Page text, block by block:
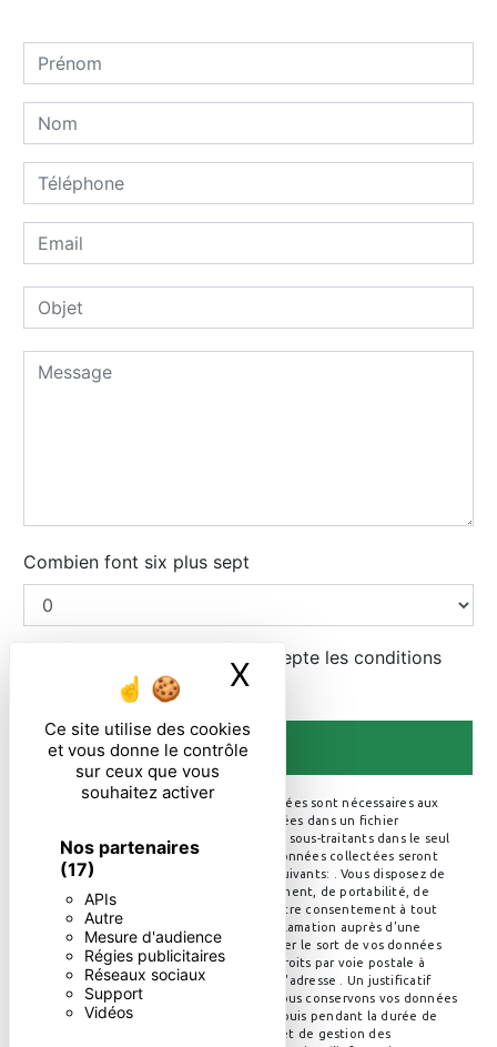
Ce site utilise des cookies
et vous donne le contrôle
sur ceux que vous
souhaitez activer
Nos partenaires
(17)
APIs
Autre
Mesure d'audience
Régies publicitaires
Réseaux sociaux
Support
Vidéos
X Masquer le
Combien font six plus sept
En cochant cette case, j'accepte les conditions
particulières ci-dessous **
ENVOYER
** Les données personnelles communiquées sont nécessaires aux
fins de vous contacter et sont enregistrées dans un fichier
informatisé. Elles sont destinées à et ses sous-traitants dans le seul
but de répondre à votre message. Les données collectées seront
communiquées aux seuls destinataires suivants: . Vous disposez de
droits d’accès, de rectification, d’effacement, de portabilité, de
limitation, d’opposition, de retrait de votre consentement à tout
moment et du droit d’introduire une réclamation auprès d’une
autorité de contrôle, ainsi que d’organiser le sort de vos données
post-mortem. Vous pouvez exercer ces droits par voie postale à
l'adresse ou par courrier électronique à l'adresse . Un justificatif
d'identité pourra vous être demandé. Nous conservons vos données
pendant la période de prise de contact puis pendant la durée de
prescription légale aux fins probatoires et de gestion des